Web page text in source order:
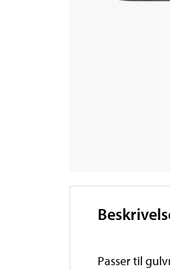
Passer til